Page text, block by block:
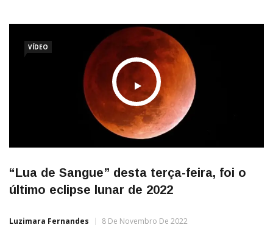
VÍDEO
“Lua de Sangue” desta terça-feira, foi o
último eclipse lunar de 2022
Luzimara Fernandes 8 De Novembro De 2022